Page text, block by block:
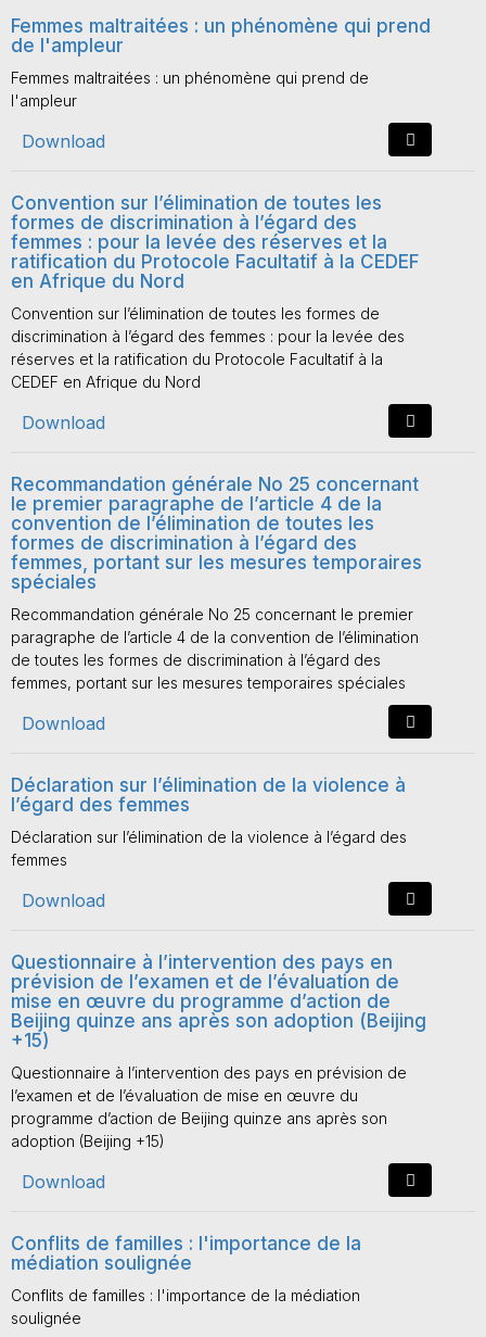
Femmes maltraitées : un phénomène qui prend
de l'ampleur
Femmes maltraitées : un phénomène qui prend de
l'ampleur
Download
Convention sur l’élimination de toutes les
formes de discrimination à l’égard des
femmes : pour la levée des réserves et la
ratification du Protocole Facultatif à la CEDEF
en Afrique du Nord
Convention sur l’élimination de toutes les formes de
discrimination à l’égard des femmes : pour la levée des
réserves et la ratification du Protocole Facultatif à la
CEDEF en Afrique du Nord
Download
Recommandation générale No 25 concernant
le premier paragraphe de l’article 4 de la
convention de l’élimination de toutes les
formes de discrimination à l’égard des
femmes, portant sur les mesures temporaires
spéciales
Recommandation générale No 25 concernant le premier
paragraphe de l’article 4 de la convention de l’élimination
de toutes les formes de discrimination à l’égard des
femmes, portant sur les mesures temporaires spéciales
Download
Déclaration sur l’élimination de la violence à
l’égard des femmes
Déclaration sur l’élimination de la violence à l’égard des
femmes
Download
Questionnaire à l’intervention des pays en
prévision de l’examen et de l’évaluation de
mise en œuvre du programme d’action de
Beijing quinze ans après son adoption (Beijing
+15)
Questionnaire à l’intervention des pays en prévision de
l’examen et de l’évaluation de mise en œuvre du
programme d’action de Beijing quinze ans après son
adoption (Beijing +15)
Download
Conflits de familles : l'importance de la
médiation soulignée
Conflits de familles : l'importance de la médiation
soulignée